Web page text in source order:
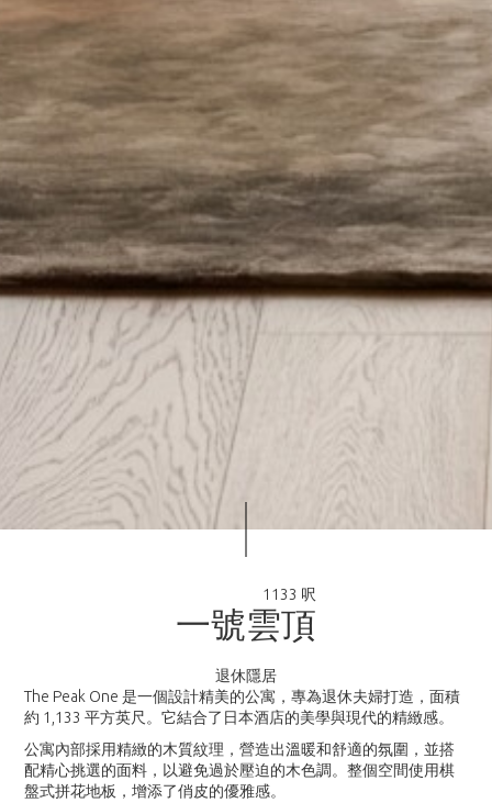
1133 呎
一號雲頂
退休隱居
The Peak One 是一個設計精美的公寓，專為退休夫婦打造，面積
約 1,133 平方英尺。它結合了日本酒店的美學與現代的精緻感。
公寓內部採用精緻的木質紋理，營造出溫暖和舒適的氛圍，並搭
配精心挑選的面料，以避免過於壓迫的木色調。整個空間使用棋
盤式拼花地板，增添了俏皮的優雅感。